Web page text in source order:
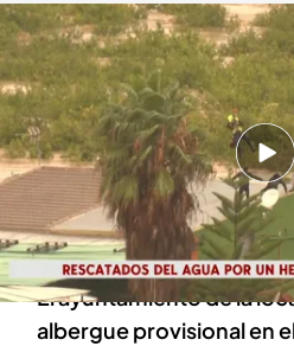
Así ha rescatado la Guardia Civil a una
casa.Imagen: Pablo Vázquez
Redacción digital Noticias Cuatro
29 OCT 2024 - 15:19h.
El río Guadalhorce se ha
por la localidad
personas atrapadas
El ayuntamiento de la
albergue provisional en